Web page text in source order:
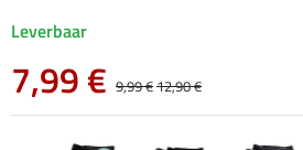
Leverbaar
7,99 € 9,99 €12,90 €